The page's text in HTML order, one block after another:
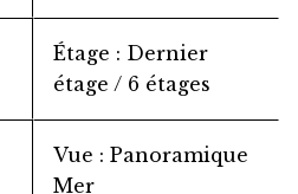
Étage
Dernier
étage / 6 étages
Vue
Panoramique
Mer